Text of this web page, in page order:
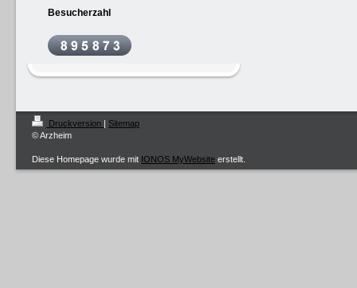
Besucherzahl
Druckversion | Sitemap
© Arzheim
Diese Homepage wurde mit IONOS MyWebsite erstellt.